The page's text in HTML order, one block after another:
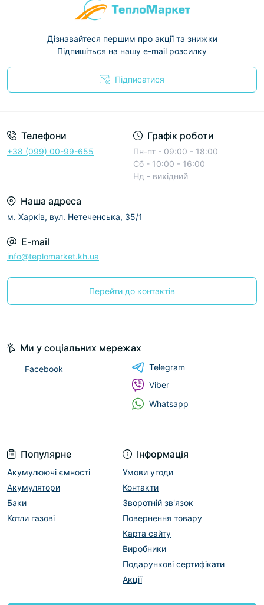
Дізнавайтеся першим про акції та знижки
Підпишіться на нашу e-mail розсилку
Підписатися
Телефони
+38 (099) 00-99-655
Графік роботи
Пн-пт - 09:00 - 18:00
Сб - 10:00 - 16:00
Нд - вихідний
Наша адреса
м. Харків, вул. Нетеченська, 35/1
E-mail
info@teplomarket.kh.ua
Перейти до контактів
Популярне
Акумулюючі ємності
Акумулятори
Баки
Котли газові
Інформація
Умови угоди
Контакти
Зворотній зв'язок
Повернення товару
Карта сайту
Виробники
Подарункові сертифікати
Акції
Ми у соціальних мережах
Facebook
Telegram
Viber
Whatsapp